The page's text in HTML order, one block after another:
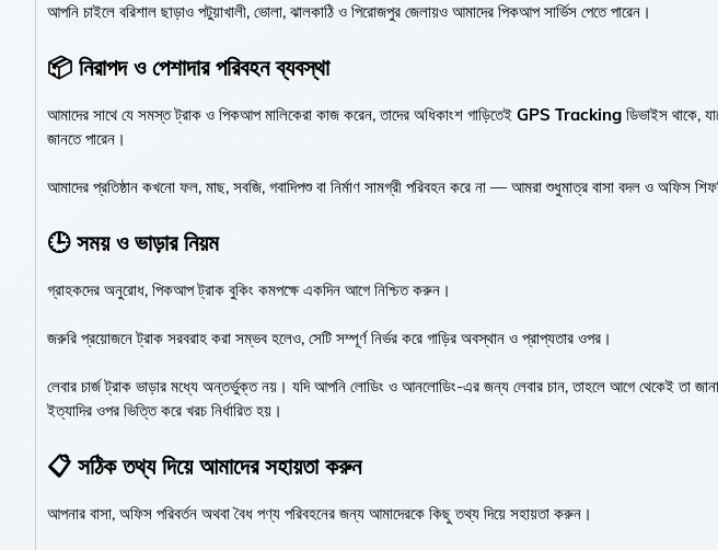
আপনি চাইলে বরিশাল ছাড়াও পটুয়াখালী, ভোলা, ঝালকাঠি ও পিরোজপুর জেলায়ও আমাদের পিকআপ সার্ভিস পেতে পারেন।
📦 নিরাপদ ও পেশাদার পরিবহন ব্যবস্থা
আমাদের সাথে যে সমস্ত ট্রাক ও পিকআপ মালিকেরা কাজ করেন, তাদের অধিকাংশ গাড়িতেই GPS Tracking ডিভাইস থাকে,
জানতে পারেন।
আমাদের প্রতিষ্ঠান কখনো ফল, মাছ, সবজি, গবাদিপশু বা নির্মাণ সামগ্রী পরিবহন করে না — আমরা শুধুমাত্র বাসা বদল ও অফিস
🕒 সময় ও ভাড়ার নিয়ম
গ্রাহকদের অনুরোধ, পিকআপ ট্রাক বুকিং কমপক্ষে একদিন আগে নিশ্চিত করুন।
জরুরি প্রয়োজনে ট্রাক সরবরাহ করা সম্ভব হলেও, সেটি সম্পূর্ণ নির্ভর করে গাড়ির অবস্থান ও প্রাপ্যতার ওপর।
লেবার চার্জ ট্রাক ভাড়ার মধ্যে অন্তর্ভুক্ত নয়। যদি আপনি লোডিং ও আনলোডিং-এর জন্য লেবার চান, তাহলে আগে থেকেই তা
ইত্যাদির ওপর ভিত্তি করে খরচ নির্ধারিত হয়।
📋 সঠিক তথ্য দিয়ে আমাদের সহায়তা করুন
আপনার বাসা, অফিস পরিবর্তন অথবা বৈধ পণ্য পরিবহনের জন্য আমাদেরকে কিছু তথ্য দিয়ে সহায়তা করুন।